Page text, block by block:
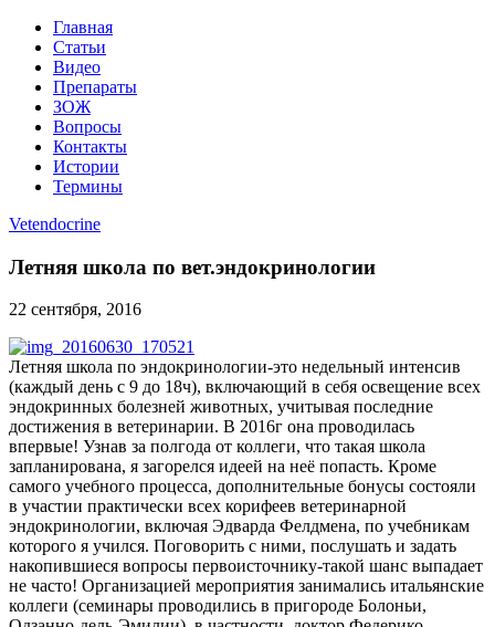
Главная
Статьи
Видео
Препараты
ЗОЖ
Вопросы
Контакты
Истории
Термины
Vetendocrine
Летняя школа по вет.эндокринологии
22 сентября, 2016
Летняя школа по эндокринологии-это недельный интенсив
(каждый день с 9 до 18ч), включающий в себя освещение всех
эндокринных болезней животных, учитывая последние
достижения в ветеринарии. В 2016г она проводилась
впервые! Узнав за полгода от коллеги, что такая школа
запланирована, я загорелся идеей на неё попасть. Кроме
самого учебного процесса, дополнительные бонусы состояли
в участии практически всех корифеев ветеринарной
эндокринологии, включая Эдварда Фелдмена, по учебникам
которого я учился. Поговорить с ними, послушать и задать
накопившиеся вопросы первоисточнику-такой шанс выпадает
не часто! Организацией мероприятия занимались итальянские
коллеги (семинары проводились в пригороде Болоньи,